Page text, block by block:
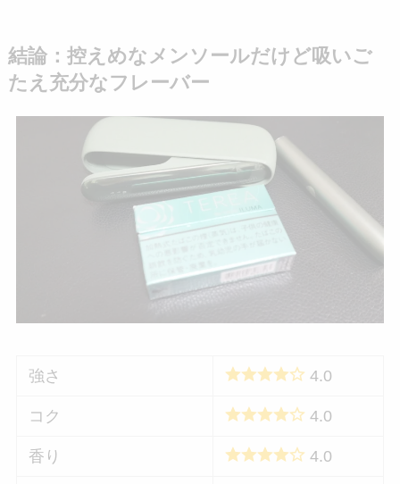
結論：控えめなメンソールだけど吸いご
たえ充分なフレーバー
強さ 4.0
コク 4.0
香り 4.0